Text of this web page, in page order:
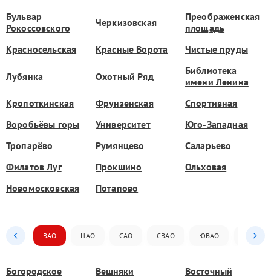
Бульвар
Рокоссовского
Черкизовская
Преображенская
площадь
Красносельская
Красные Ворота Чистые пруды
Лубянка Охотный Ряд
Библиотека
имени Ленина
Кропоткинская
Фрунзенская
Спортивная
Воробьёвы горы
Университет
Юго-Западная
Тропарёво
Румянцево
Саларьево
Филатов Луг
Прокшино
Ольховая
Новомосковская
Потапово
ВАО ЦАО САО СВАО ЮВАО ЮАО
Богородское Вешняки Восточный